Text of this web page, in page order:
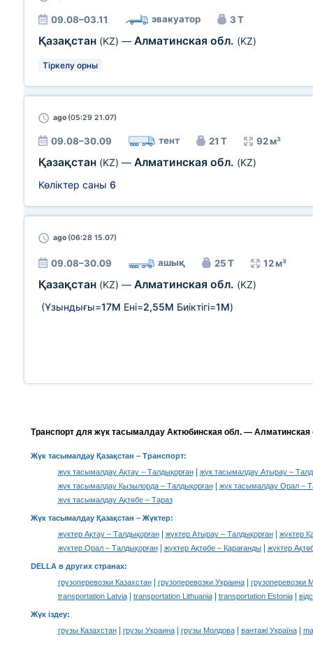
09.08–03.11 эвакуатор 3 Т
Қазақстан (KZ) — Алматинская обл. (KZ)
Тіркелу орны
ago (05:29 21.07)
09.08–30.09 тент 21 Т 92 м³
Қазақстан (KZ) — Алматинская обл. (KZ)
Көліктер саны 6
ago (06:28 15.07)
09.08–30.09 ашық 25 Т 12 м³
Қазақстан (KZ) — Алматинская обл. (KZ)
(Ұзындығы=17М Ені=2,55М Биіктігі=1М)
Транспорт для жүк тасымалдау Актюбинская обл. — Алматинская
Жүк тасымалдау Қазақстан – Транспорт:
жүк тасымалдау Ақтау – Талдықорған|
жүк тасымалдау Атырау –
жүк тасымалдау Қызылорда – Талдықорған|
жүк тасымалдау Орал –
жүк тасымалдау Ақтөбе – Тараз
Жүк тасымалдау Қазақстан – Жүктер:
жүктер Ақтау – Талдықорған| жүктер Атырау – Талдықорған|
жүктер
жүктер Орал – Талдықорған| жүктер Ақтөбе – Қарағанды| жүктер
DELLA в других странах:
грузоперевозки Казахстан| грузоперевозки Украина|
грузоперевозки
transportation Latvia| transportation Lithuania| transportation Estonia|
Жүк іздеу:
грузы Казахстан| грузы Украина| грузы Молдова| вантажі Україна|